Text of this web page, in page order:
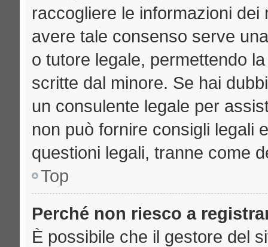
raccogliere le informazioni
avere tale consenso serve
o tutore legale, permettendo
scritte dal minore. Se hai
un consulente legale per
non può fornire consigli legali
questioni legali, tranne come
Top
Perché non riesco a
È possibile che il gestore del